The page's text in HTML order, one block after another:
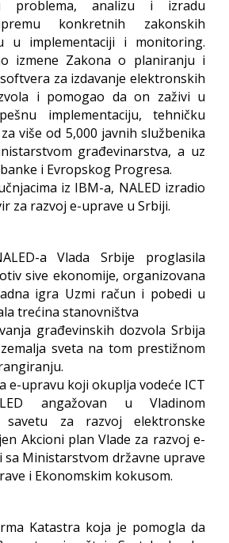
problema, analizu i izradu
konkretnih zakonskih
u implementaciji i monitoring.
izmene Zakona o planiranju i
za izdavanje elektronskih
i pomogao da on zaživi u
implementaciju, tehničku
više od 5,000 javnih službenika
građevinarstva, a uz
i Evropskog Progresa.
iz IBM-a, NALED izradio
za razvoj e-uprave u Srbiji.
a Vlada Srbije proglasila
sive ekonomije, organizovana
igra Uzmi račun i pobedi u
trećina stanovništva
građevinskih dozvola Srbija
sveta na tom prestižnom
e-upravu koji okuplja vodeće ICT
angažovan u Vladinom
savetu za razvoj elektronske
Akcioni plan Vlade za razvoj e-
sa Ministarstvom državne uprave
i Ekonomskim kokusom.
Katastra koja je pomogla da